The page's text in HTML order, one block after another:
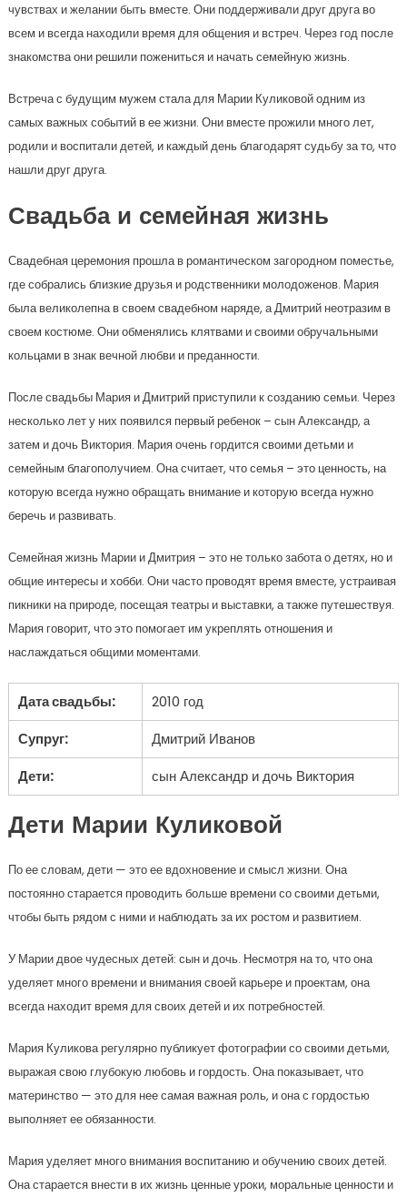
чувствах и желании быть вместе. Они поддерживали друг друга во
всем и всегда находили время для общения и встреч. Через год после
знакомства они решили пожениться и начать семейную жизнь.
Встреча с будущим мужем стала для Марии Куликовой одним из
самых важных событий в ее жизни. Они вместе прожили много лет,
родили и воспитали детей, и каждый день благодарят судьбу за то, что
нашли друг друга.
Свадьба и семейная жизнь
Свадебная церемония прошла в романтическом загородном поместье,
где собрались близкие друзья и родственники молодоженов. Мария
была великолепна в своем свадебном наряде, а Дмитрий неотразим в
своем костюме. Они обменялись клятвами и своими обручальными
кольцами в знак вечной любви и преданности.
После свадьбы Мария и Дмитрий приступили к созданию семьи. Через
несколько лет у них появился первый ребенок – сын Александр, а
затем и дочь Виктория. Мария очень гордится своими детьми и
семейным благополучием. Она считает, что семья – это ценность, на
которую всегда нужно обращать внимание и которую всегда нужно
беречь и развивать.
Семейная жизнь Марии и Дмитрия – это не только забота о детях, но и
общие интересы и хобби. Они часто проводят время вместе, устраивая
пикники на природе, посещая театры и выставки, а также путешествуя.
Мария говорит, что это помогает им укреплять отношения и
наслаждаться общими моментами.
Дата свадьбы:
2010 год
Супруг:
Дмитрий Иванов
Дети:
сын Александр и дочь Виктория
Дети Марии Куликовой
По ее словам, дети — это ее вдохновение и смысл жизни. Она
постоянно старается проводить больше времени со своими детьми,
чтобы быть рядом с ними и наблюдать за их ростом и развитием.
У Марии двое чудесных детей: сын и дочь. Несмотря на то, что она
уделяет много времени и внимания своей карьере и проектам, она
всегда находит время для своих детей и их потребностей.
Мария Куликова регулярно публикует фотографии со своими детьми,
выражая свою глубокую любовь и гордость. Она показывает, что
материнство — это для нее самая важная роль, и она с гордостью
выполняет ее обязанности.
Мария уделяет много внимания воспитанию и обучению своих детей.
Она старается внести в их жизнь ценные уроки, моральные ценности и